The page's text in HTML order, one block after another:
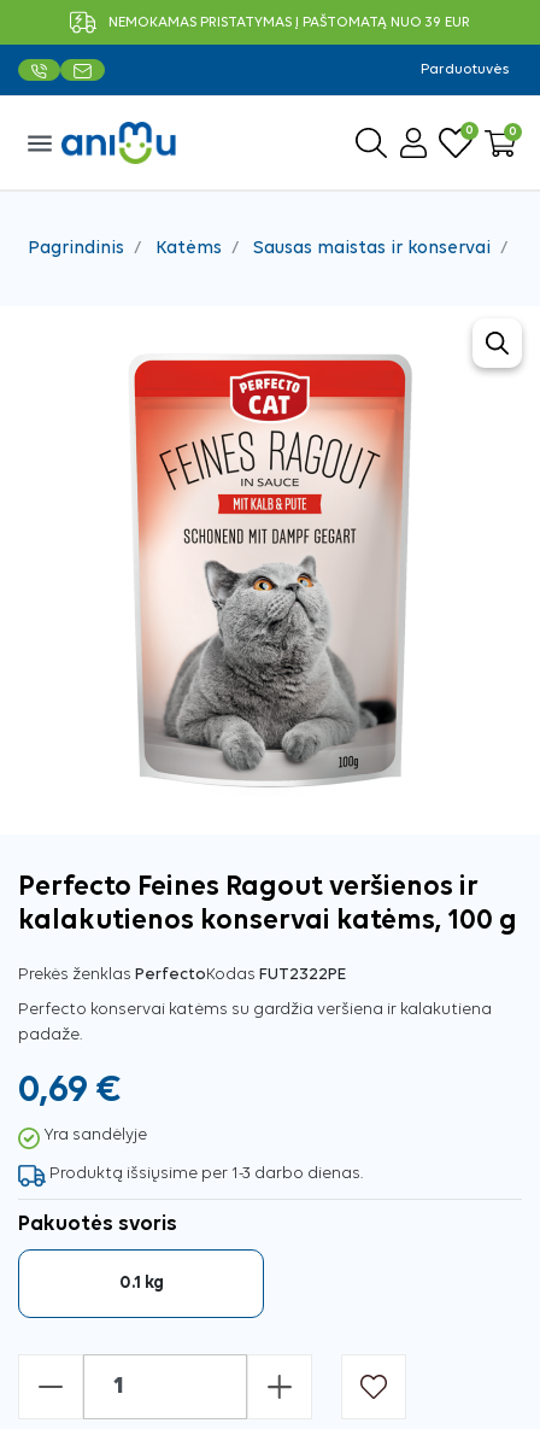
NEMOKAMAS PRISTATYMAS Į PAŠTOMATĄ NUO 39 EUR
Parduotuvės
menu 0 0
Pagrindinis Katėms Sausas maistas ir konservai
Perfecto Feines Ragout veršienos ir
kalakutienos konservai katėms, 100 g
Prekės ženklas PerfectoKodas FUT2322PE
Perfecto konservai katėms su gardžia veršiena ir kalakutiena
padaže.
0,69 €
Yra sandėlyje
Produktą išsiųsime per 1-3 darbo dienas.
Pakuotės svoris
0.1 kg
- +